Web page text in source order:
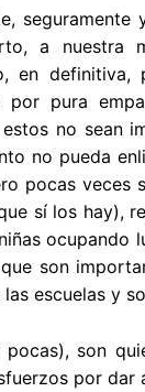
a nuestra
en definitiva,
pura
no sean
no pueda
pocas veces
sí los hay),
ocupando
son
escuelas y
son
por